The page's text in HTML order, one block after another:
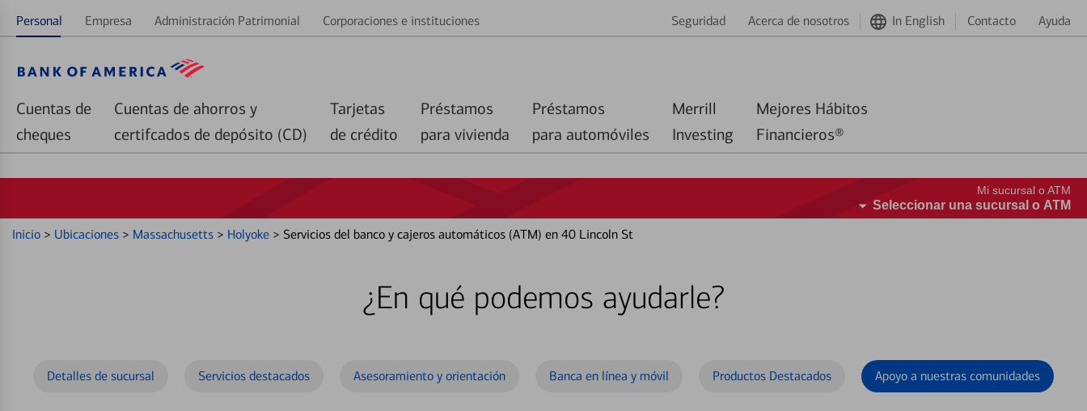
Personal Empresa Administración Patrimonial Corporaciones e instituciones Seguridad Acerca de nosotros In English Contacto Ayuda
Cuentas de
cheques
Cuentas de ahorros y
certifcados de depósito (CD)
Tarjetas
de crédito
Préstamos
para vivienda
Préstamos
para automóviles
Merrill
Investing
Mejores Hábitos
Financieros®
Mi sucursal o ATM
Seleccionar una sucursal o ATM
Inicio > Ubicaciones > Massachusetts > Holyoke > Servicios del banco y cajeros automáticos (ATM) en 40 Lincoln St
¿En qué podemos ayudarle?
Detalles de sucursal Servicios destacados Asesoramiento y orientación Banca en línea y móvil Productos Destacados Apoyo a nuestras comunidades